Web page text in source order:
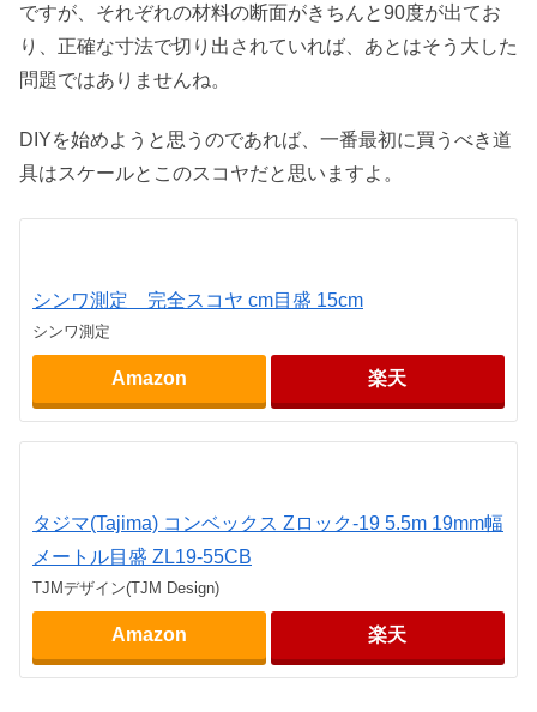
ですが、それぞれの材料の断面がきちんと90度が出てお
り、正確な寸法で切り出されていれば、あとはそう大した
問題ではありませんね。
DIYを始めようと思うのであれば、一番最初に買うべき道
具はスケールとこのスコヤだと思いますよ。
シンワ測定 完全スコヤ cm目盛 15cm
シンワ測定
Amazon 楽天
タジマ(Tajima) コンベックス Zロック-19 5.5m 19mm幅
メートル目盛 ZL19-55CB
TJMデザイン(TJM Design)
Amazon 楽天